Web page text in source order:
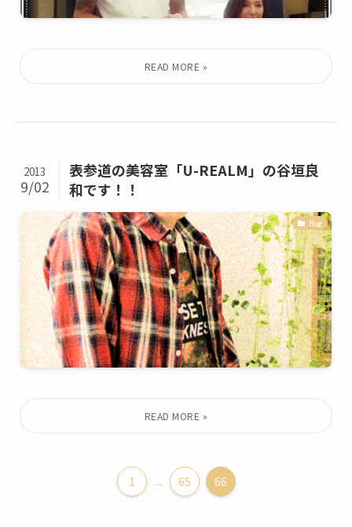
表参道の美容室「U-REALM」の谷垣良
和です！！
2013
9/02
Blog
1 ... 65 66